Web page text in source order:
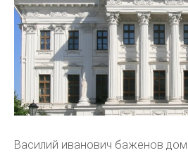
Василий иванович баженов